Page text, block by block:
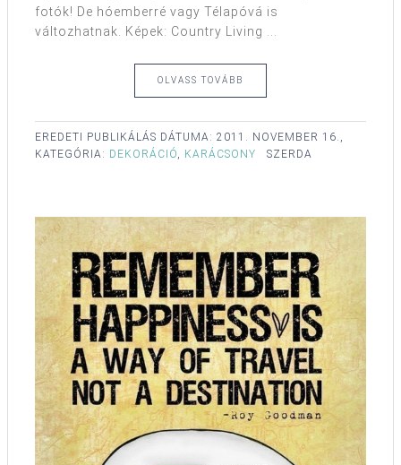
fotók! De hóemberré vagy Télapóvá is
változhatnak. Képek: Country Living ...
OLVASS TOVÁBB
EREDETI PUBLIKÁLÁS DÁTUMA: 2011. NOVEMBER 16.,
SZERDA
KATEGÓRIA: DEKORÁCIÓ KARÁCSONY